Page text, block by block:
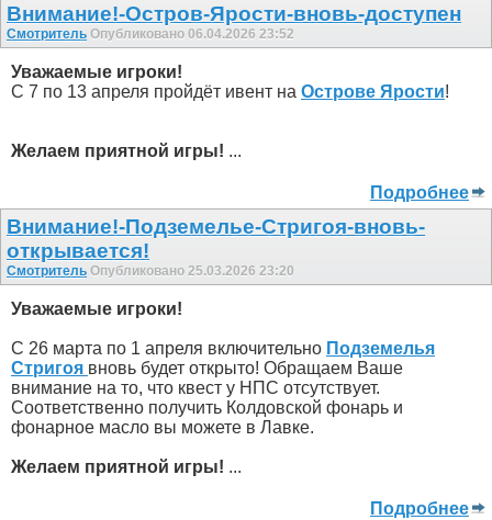
Внимание!-Остров-Ярости-вновь-доступен
Смотритель Опубликовано 06.04.2026 23:52
Уважаемые игроки!
С 7 по 13 апреля пройдёт ивент на Острове Ярости!
Желаем приятной игры! ...
Подробнее
Внимание!-Подземелье-Стригоя-вновь-
открывается!
Смотритель Опубликовано 25.03.2026 23:20
Уважаемые игроки!
С 26 марта по 1 апреля включительно Подземелья
Стригоя вновь будет открыто! Обращаем Ваше
внимание на то, что квест у НПС отсутствует.
Соответственно получить Колдовской фонарь и
фонарное масло вы можете в Лавке.
Желаем приятной игры! ...
Подробнее